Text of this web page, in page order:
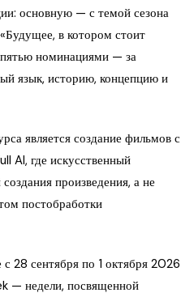
основную — с темой сезона
в котором стоит
номинациями — за
язык, историю, концепцию и
является создание фильмов с
AI, где искусственный
произведения, а не
постобработки
28 сентября по 1 октября 2026
— недели, посвященной